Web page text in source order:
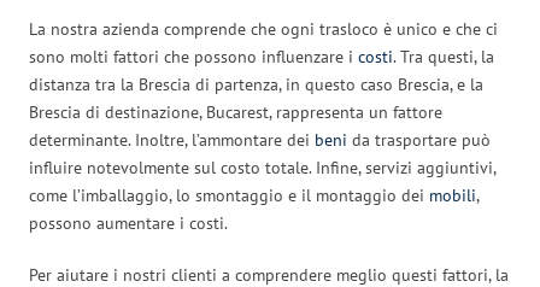
La nostra azienda comprende che ogni trasloco è unico e che ci
sono molti fattori che possono influenzare i costi. Tra questi, la
distanza tra la Brescia di partenza, in questo caso Brescia, e la
Brescia di destinazione, Bucarest, rappresenta un fattore
determinante. Inoltre, l’ammontare dei beni da trasportare può
influire notevolmente sul costo totale. Infine, servizi aggiuntivi,
come l’imballaggio, lo smontaggio e il montaggio dei mobili,
possono aumentare i costi.
Per aiutare i nostri clienti a comprendere meglio questi fattori, la